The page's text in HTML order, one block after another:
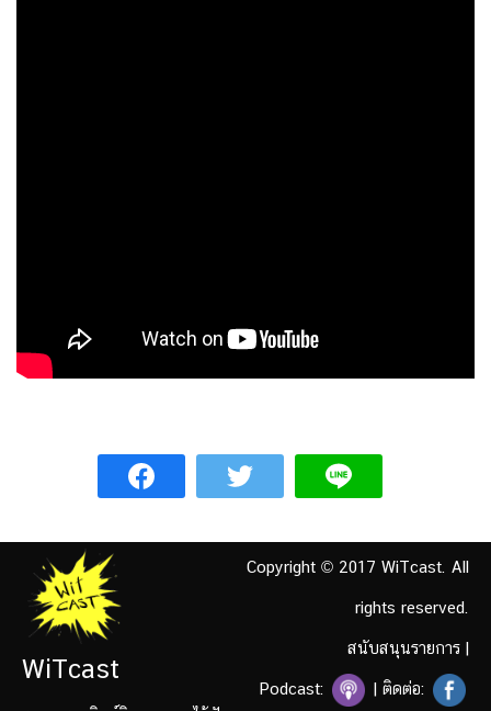
WiTcast
Copyright © 2017 WiTcast. All
rights reserved.
สนับสนุนรายการ |
Podcast: | ติดต่อ: